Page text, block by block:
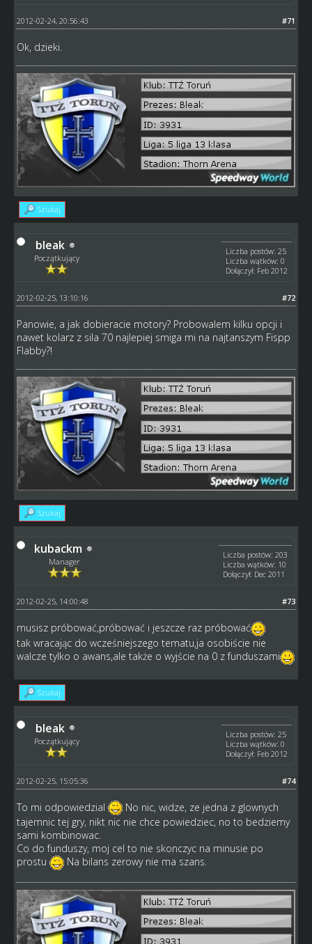
#71
2012-02-24, 20:56:43
Ok, dzieki.
Szukaj
bleak
Początkujący
Liczba postów: 25
Liczba wątków: 0
Dołączył: Feb 2012
#72
2012-02-25, 13:10:16
Panowie, a jak dobieracie motory? Probowalem kilku opcji i
nawet kolarz z sila 70 najlepiej smiga mi na najtanszym Fispp
Flabby?!
Szukaj
kubackm
Manager
Liczba postów: 203
Liczba wątków: 10
Dołączył: Dec 2011
#73
2012-02-25, 14:00:48
musisz próbować,próbować i jeszcze raz próbować
tak wracając do wcześniejszego tematu,ja osobiście nie
walcze tylko o awans,ale także o wyjście na 0 z funduszami
Szukaj
bleak
Początkujący
Liczba postów: 25
Liczba wątków: 0
Dołączył: Feb 2012
#74
2012-02-25, 15:05:36
To mi odpowiedzial
No nic, widze, ze jedna z glownych
tajemnic tej gry, nikt nic nie chce powiedziec, no to bedziemy
sami kombinowac.
Co do funduszy, moj cel to nie skonczyc na minusie po
prostu
Na bilans zerowy nie ma szans.